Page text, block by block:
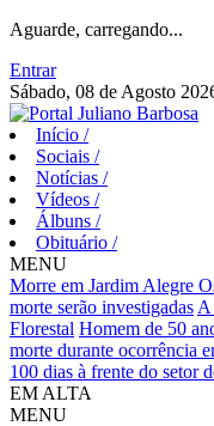
Aguarde, carregando...
Entrar
Sábado, 08 de Agosto
Início /
Sociais /
Notícias /
Vídeos /
Álbuns /
Obituário /
MENU
Morre em Jardim Alegre
morte serão investigadas A
Florestal Homem de 50
morte durante ocorrência
100 dias à frente do setor
EM ALTA
MENU